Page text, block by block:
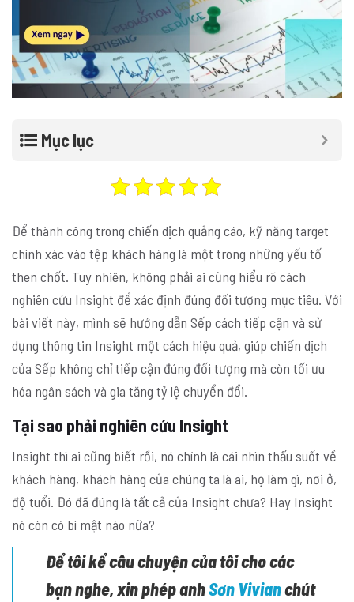
Mục lục
Để thành công trong chiến dịch quảng cáo, kỹ năng target
chính xác vào tệp khách hàng là một trong những yếu tố
then chốt. Tuy nhiên, không phải ai cũng hiểu rõ cách
nghiên cứu Insight để xác định đúng đối tượng mục tiêu. Với
bài viết này, mình sẽ hướng dẫn Sếp cách tiếp cận và sử
dụng thông tin Insight một cách hiệu quả, giúp chiến dịch
của Sếp không chỉ tiếp cận đúng đối tượng mà còn tối ưu
hóa ngân sách và gia tăng tỷ lệ chuyển đổi.
Tại sao phải nghiên cứu Insight
Insight thì ai cũng biết rồi, nó chính là cái nhìn thấu suốt về
khách hàng, khách hàng của chúng ta là ai, họ làm gì, nơi ở,
độ tuổi. Đó đã đúng là tất cả của Insight chưa? Hay Insight
nó còn có bí mật nào nữa?
Để tôi kể câu chuyện của tôi cho các
bạn nghe, xin phép anhSơn Vivianchút